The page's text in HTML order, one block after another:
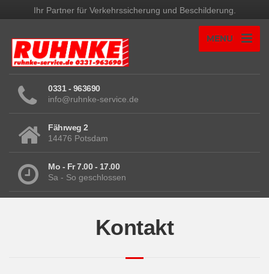
Ihr Partner für Verkehrssicherung und Beschilderung.
MENU
0331 - 963690
info@ruhnke-service.de
Fährweg 2
14476 Potsdam
Mo - Fr 7.00 - 17.00
Sa - So geschlossen
Kontakt